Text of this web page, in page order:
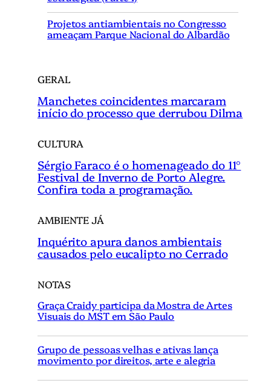
Projetos antiambientais no Congresso
ameaçam Parque Nacional do Albardão
GERAL
Manchetes coincidentes marcaram
início do processo que derrubou Dilma
CULTURA
Sérgio Faraco é o homenageado do 11°
Festival de Inverno de Porto Alegre.
Confira toda a programação.
AMBIENTE JÁ
Inquérito apura danos ambientais
causados pelo eucalipto no Cerrado
NOTAS
Graça Craidy participa da Mostra de Artes
Visuais do MST em São Paulo
Grupo de pessoas velhas e ativas lança
movimento por direitos, arte e alegria